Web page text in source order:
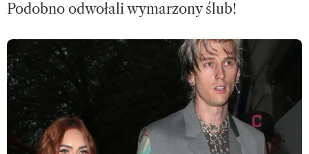
Podobno odwołali wymarzony ślub!